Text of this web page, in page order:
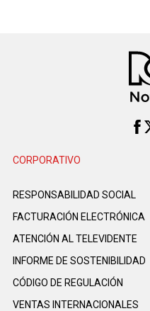
CORPORATIVO
RESPONSABILIDAD SOCIAL
FACTURACIÓN ELECTRÓNICA
ATENCIÓN AL TELEVIDENTE
INFORME DE SOSTENIBILIDAD
CÓDIGO DE REGULACIÓN
VENTAS INTERNACIONALES